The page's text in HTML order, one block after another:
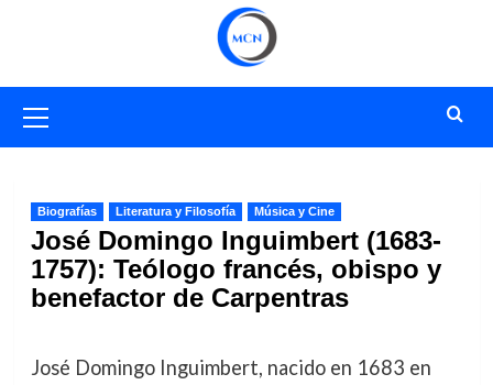
primario
Biografías Literatura y Filosofía Música y Cine
José Domingo Inguimbert (1683-
1757): Teólogo francés, obispo y
benefactor de Carpentras
José Domingo Inguimbert, nacido en 1683 en